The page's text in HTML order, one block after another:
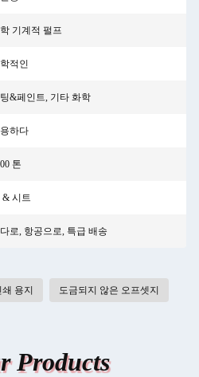
기계적 펄프
적인
&페인트, 기타 화학
하다
톤
& 시트
로, 항공으로, 특급 배송
용지 도금되지 않은 오프셋지
Products